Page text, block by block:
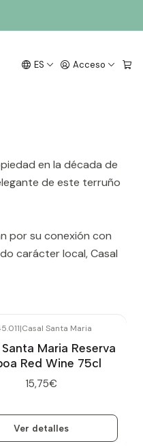
ES Acceso
la influencia
en la década de
de este terruño
por su conexión con
carácter local, Casal
|Casal Santa Maria
Maria Reserva
Red Wine 75cl
15,75€
Ver detalles